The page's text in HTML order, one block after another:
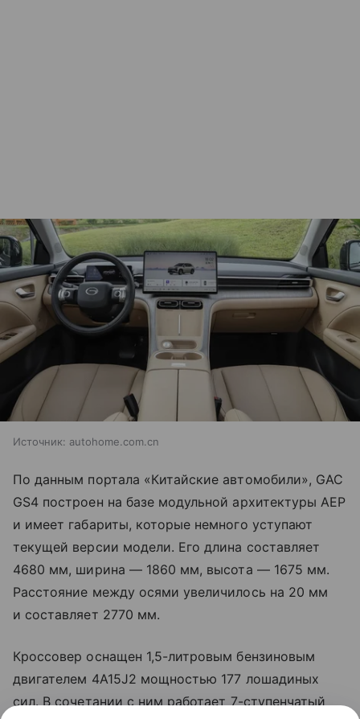
Источник: autohome.com.cn
По данным портала «Китайские автомобили», GAC
GS4 построен на базе модульной архитектуры AEP
и имеет габариты, которые немного уступают
текущей версии модели. Его длина составляет
4680 мм, ширина — 1860 мм, высота — 1675 мм.
Расстояние между осями увеличилось на 20 мм
и составляет 2770 мм.
Кроссовер оснащен 1,5-литровым бензиновым
двигателем 4A15J2 мощностью 177 лошадиных
сил. В сочетании с ним работает 7-ступенчатый